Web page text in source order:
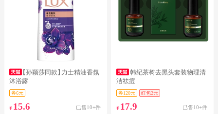
【孙颖莎同款】力士精油香氛
沐浴露
券6元
¥ 15.6 已售10+件
韩纪茶树去黑头套装物理清
洁祛痘
券120元 红包2元
¥ 17.9 已售10+件